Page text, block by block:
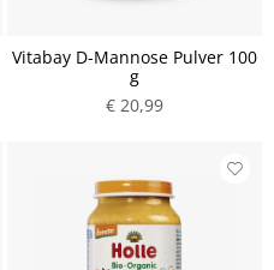
Vitabay D-Mannose Pulver 100
g
€ 20,99